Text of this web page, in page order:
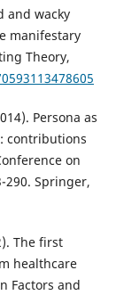
and wacky
manifestary
Theory,
Persona as
contributions
on
290. Springer,
The first
healthcare
Factors and